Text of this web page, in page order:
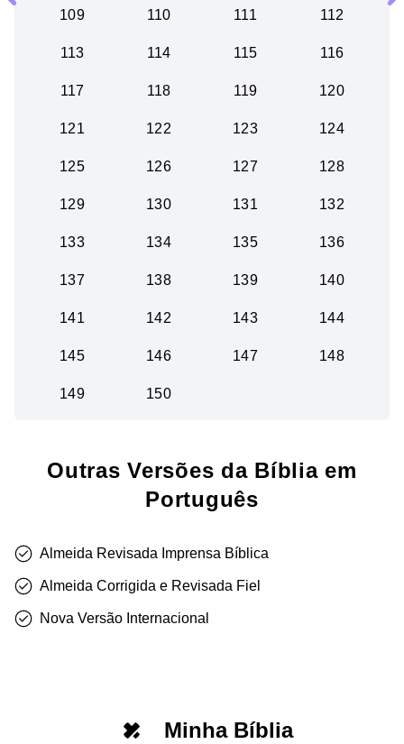
109 110 111 112
113 114 115 116
117 118 119 120
121 122 123 124
125 126 127 128
129 130 131 132
133 134 135 136
137 138 139 140
141 142 143 144
145 146 147 148
149 150
Outras Versões da Bíblia em
Português
Almeida Revisada Imprensa Bíblica
Almeida Corrigida e Revisada Fiel
Nova Versão Internacional
Minha Bíblia